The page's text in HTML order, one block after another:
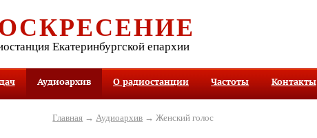
Екатеринбургской епархии
Аудиоархив О радиостанции Частоты Контакты
Главная → Аудиоархив → Женский голос